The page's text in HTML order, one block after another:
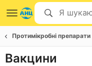
Протимікробні препарати
Вакцини